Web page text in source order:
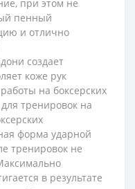
при этом не
пенный
и отлично
создает
коже рук
на боксерских
тренировок на
форма ударной
тренировок не
в результате